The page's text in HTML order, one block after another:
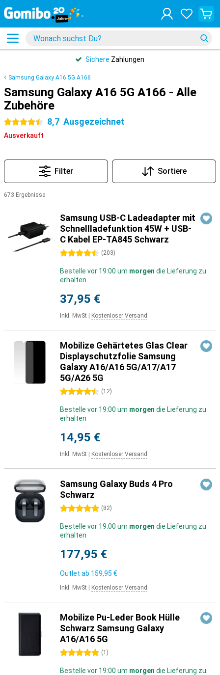
Sichere Zahlungen
Samsung Galaxy A16 5G A166
Samsung Galaxy A16 5G A166 - Alle
Zubehöre
4.5 Sterne 8,7 Ausgezeichnet
Ausverkauft
Filter Sortiere
673 Ergebnisse
Samsung USB-C Ladeadapter mit
Schnellladefunktion 45W + USB-
C Kabel EP-TA845 Schwarz
4.5 Sterne (203)
Bestelle vor 19:00 um morgen die Lieferung zu
erhalten
37,95 €
Inkl. MwSt Kostenloser Versand
Mobilize Gehärtetes Glas Clear
Displayschutzfolie Samsung
Galaxy A16/A16 5G/A17/A17
5G/A26 5G
4.5 Sterne (12)
Bestelle vor 19:00 um morgen die Lieferung zu
erhalten
14,95 €
Inkl. MwSt Kostenloser Versand
Samsung Galaxy Buds 4 Pro
Schwarz
5 Sterne (82)
Bestelle vor 19:00 um morgen die Lieferung zu
erhalten
177,95 €
Outlet ab 159,95 €
Inkl. MwSt Kostenloser Versand
Mobilize Pu-Leder Book Hülle
Schwarz Samsung Galaxy
A16/A16 5G
5 Sterne (1 )
Bestelle vor 19:00 um morgen die Lieferung zu